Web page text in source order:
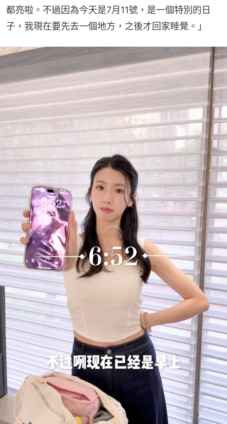
都亮啦。不過因為今天是7月11號，是一個特別的日
子，我現在要先去一個地方，之後才回家睡覺。」